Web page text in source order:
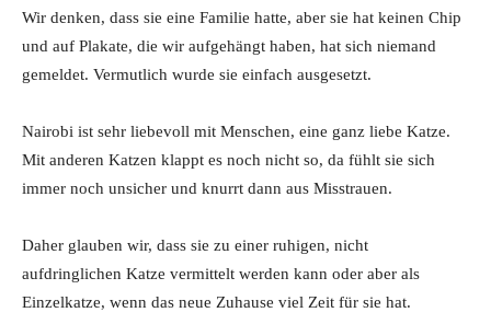
Wir denken, dass sie eine Familie hatte, aber sie hat keinen Chip
und auf Plakate, die wir aufgehängt haben, hat sich niemand
gemeldet. Vermutlich wurde sie einfach ausgesetzt.
Nairobi ist sehr liebevoll mit Menschen, eine ganz liebe Katze.
Mit anderen Katzen klappt es noch nicht so, da fühlt sie sich
immer noch unsicher und knurrt dann aus Misstrauen.
Daher glauben wir, dass sie zu einer ruhigen, nicht
aufdringlichen Katze vermittelt werden kann oder aber als
Einzelkatze, wenn das neue Zuhause viel Zeit für sie hat.